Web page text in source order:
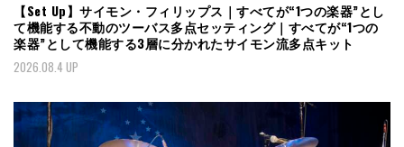
【Set Up】サイモン・フィリップス｜すべてが“1つの楽器”とし
て機能する不動のツーバス多点セッティング｜すべてが“1つの
楽器”として機能する3層に分かれたサイモン流多点キット
2026.08.4 UP